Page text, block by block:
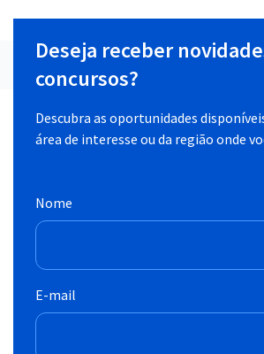
Deseja receber
concursos?
Descubra as oportunidades
área de interesse ou da região onde
Nome
E-mail